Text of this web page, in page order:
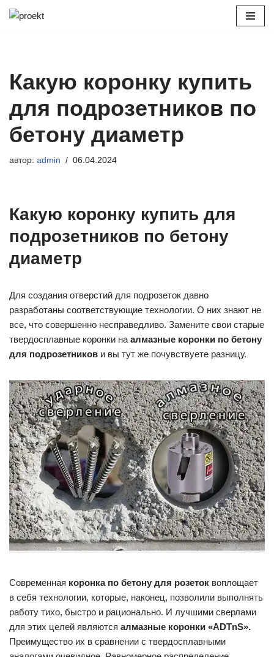
Какую коронку купить
для подрозетников по
бетону диаметр
автор: admin 06.04.2024
Какую коронку купить для
подрозетников по бетону
диаметр
Для создания отверстий для подрозеток давно
разработаны соответствующие технологии. О них знают не
все, что совершенно несправедливо. Замените свои старые
твердосплавные коронки на алмазные коронки по бетону
для подрозетников и вы тут же почувствуете разницу.
Современная коронка по бетону для розеток воплощает
в себя технологии, которые, наконец, позволили выполнять
работу тихо, быстро и рационально. И лучшими сверлами
для этих целей являются алмазные коронки «ADTnS».
Преимущество их в сравнении с твердосплавными